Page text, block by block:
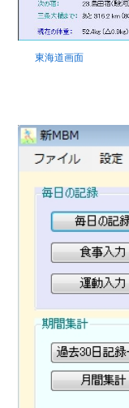
東海道画面